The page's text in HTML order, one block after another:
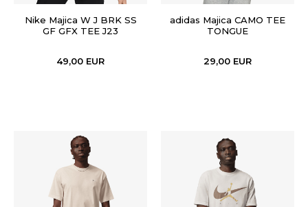
Nike Majica W J BRK SS
GF GFX TEE J23
49,00 EUR
adidas Majica CAMO TEE
TONGUE
29,00 EUR